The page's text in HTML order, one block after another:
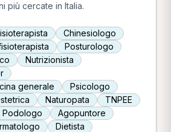
più cercate in Italia.
Chinesiologo
Posturologo
Nutrizionista
generale
Psicologo
Naturopata
TNPEE
Podologo
Agopuntore
Dietista